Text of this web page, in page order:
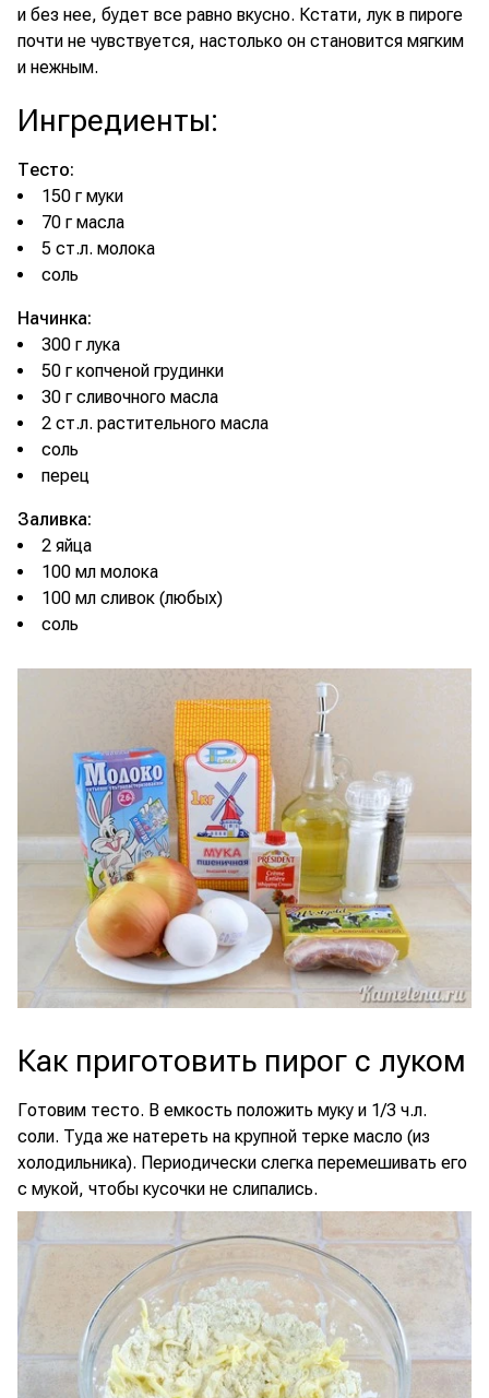
и без нее, будет все равно вкусно. Кстати, лук в пироге
почти не чувствуется, настолько он становится мягким
и нежным.
Ингредиенты:
Тесто:
150 г муки
70 г масла
5 ст.л. молока
соль
Начинка:
300 г лука
50 г копченой грудинки
30 г сливочного масла
2 ст.л. растительного масла
соль
перец
Заливка:
2 яйца
100 мл молока
100 мл сливок (любых)
соль
Как приготовить пирог с луком
Готовим тесто. В емкость положить муку и 1/3 ч.л.
соли. Туда же натереть на крупной терке масло (из
холодильника). Периодически слегка перемешивать его
с мукой, чтобы кусочки не слипались.